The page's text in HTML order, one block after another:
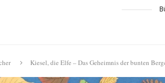
Kiesel, die Elfe – Das Geheimnis der bunten